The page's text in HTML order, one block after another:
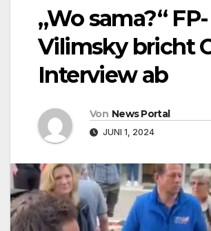
„Wo sama?“ FP-
Vilimsky bricht
Interview ab
Von News Portal
JUNI 1, 2024